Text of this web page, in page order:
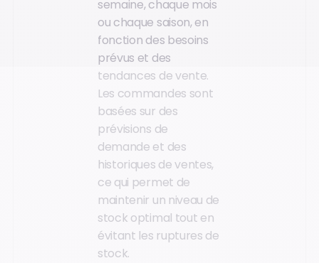
semaine, chaque mois
ou chaque saison, en
fonction des besoins
prévus et des
tendances de vente.
Les commandes sont
basées sur des
prévisions de
demande et des
historiques de ventes,
ce qui permet de
maintenir un niveau de
stock optimal tout en
évitant les ruptures de
stock.